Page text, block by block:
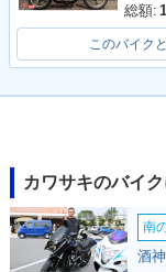
総額:
このバイク
カワサキのバイ
南
酒